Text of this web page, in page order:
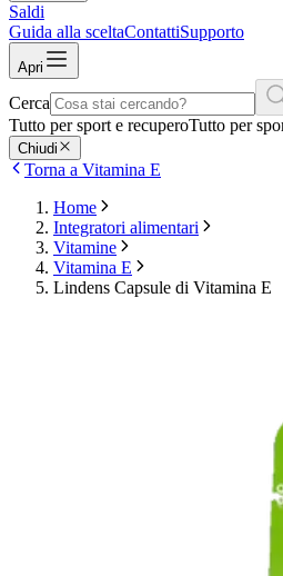
Saldi
Guida alla sceltaContattiSupporto
Apri
Cerca
Tutto per sport e recuperoTutto per
Chiudi
Torna a Vitamina E
Home
Integratori alimentari
Vitamine
Vitamina E
Lindens Capsule di Vitamina E